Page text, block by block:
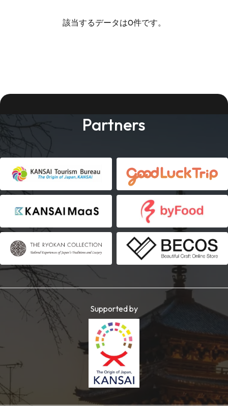
該当するデータは0件です。
Partners
Supported by